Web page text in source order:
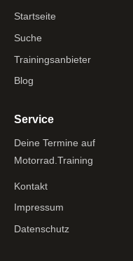
Startseite
Suche
Trainingsanbieter
Blog
Service
Deine Termine auf
Motorrad.Training
Kontakt
Impressum
Datenschutz